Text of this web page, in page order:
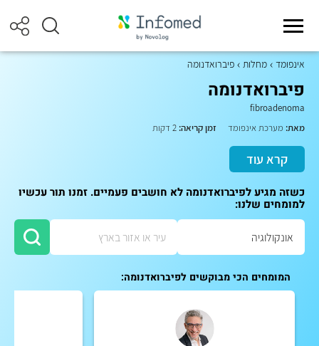
אינפומד מחלות פיברואדנומה
פיברואדנומה
fibroadenoma
מאת: מערכת אינפומד זמן קריאה:
קרא עוד
כשזה מגיע לפיברואדנומה לא חושבים פעמיים. זמנו תור עכשיו
למומחים שלנו:
המומחים הכי מבוקשים לפיברואדנומה: